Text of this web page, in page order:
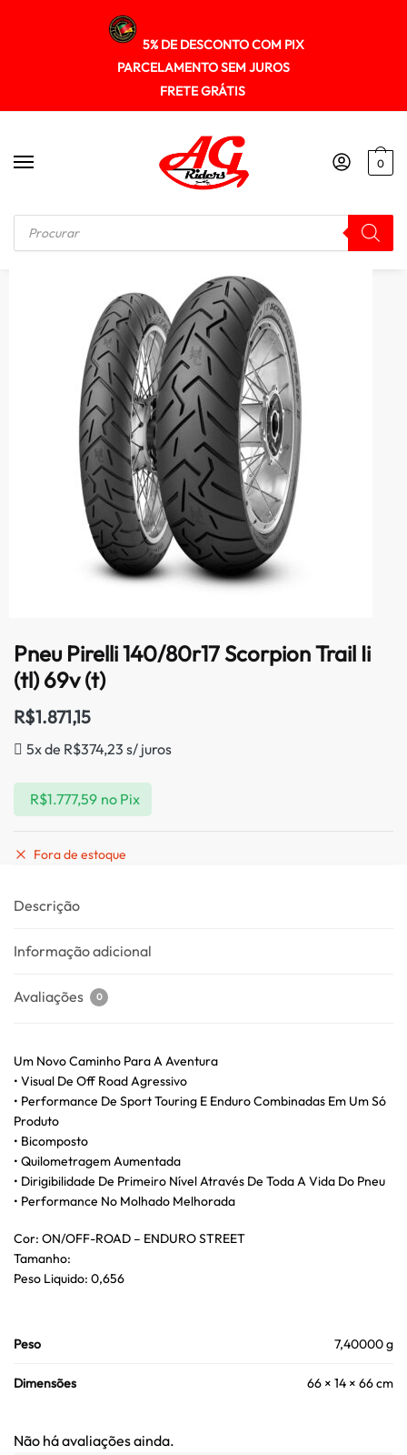
5% DE DESCONTO COM PIX
PARCELAMENTO SEM JUROS
FRETE GRÁTIS
0
Início / PNEUS
Pneu Pirelli 140/80r17 Scorpion Trail Ii
(tl) 69v (t)
R$1.871,15
5x de R$374,23 s/ juros
R$1.777,59 no Pix
Fora de estoque
Descrição
Informação adicional
Avaliações 0
Um Novo Caminho Para A Aventura
• Visual De Off Road Agressivo
• Performance De Sport Touring E Enduro Combinadas Em Um Só
Produto
• Bicomposto
• Quilometragem Aumentada
• Dirigibilidade De Primeiro Nível Através De Toda A Vida Do Pneu
• Performance No Molhado Melhorada
Cor: ON/OFF-ROAD – ENDURO STREET
Tamanho:
Peso Liquido: 0,656
Peso 7,40000 g
Dimensões 66 × 14 × 66 cm
Não há avaliações ainda.